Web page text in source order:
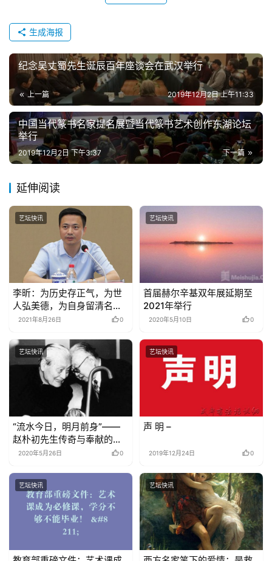
生成海报
纪念吴丈蜀先生诞辰百年座谈会在武汉举行
上一篇 2019年12月2日 上午11:33
中国当代篆书名家提名展暨当代篆书艺术创作东湖论坛
举行
下一篇
2019年12月2日 下午3:37
延伸阅读
艺坛快讯
李昕：为历史存正气，为世
人弘美德，为自身留清名
——在中国书协职业道德与
话
2021年8月26日 0
艺坛快讯
首届赫尔辛基双年展延期至
2021年举行
2020年5月10日 0
艺坛快讯
“流水今日，明月前身”——
赵朴初先生传奇与奉献的人
生2020年5月26日 0
艺坛快讯
声 明 –
2019年12月24日 0
艺坛快讯 艺坛快讯